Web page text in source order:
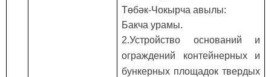
Төбәк-Чокырча авылы:
Бакча урамы.
2.Устройство оснований и
ограждений контейнерных и
бункерных площадок твердых